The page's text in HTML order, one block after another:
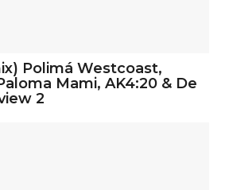
Polimá Westcoast,
Mami, AK4:20 & De
2